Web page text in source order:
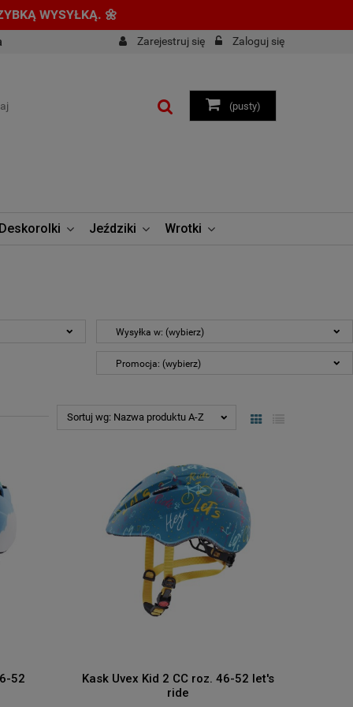
WYSYŁKĄ. 🌼
Zarejestruj się Zaloguj się
(pusty)
Deskorolki Jeździki Wrotki
Wysyłka w: (wybierz)
Promocja: (wybierz)
Sortuj wg: Nazwa produktu A-Z
52
Kask Uvex Kid 2 CC roz. 46-52 let's
ride